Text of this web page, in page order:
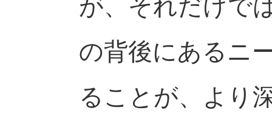
が、それだけで
の背後にあるニ
ることが、より